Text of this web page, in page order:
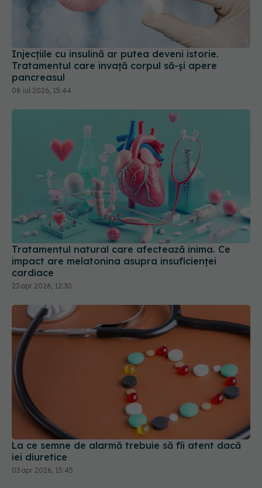
Injecțiile cu insulină ar putea deveni istorie.
Tratamentul care învață corpul să-și apere
pancreasul
08 iul 2026, 15:44
Tratamentul natural care afectează inima. Ce
impact are melatonina asupra insuficienței
cardiace
23 apr 2026, 12:30
La ce semne de alarmă trebuie să fii atent dacă
iei diuretice
03 apr 2026, 15:45